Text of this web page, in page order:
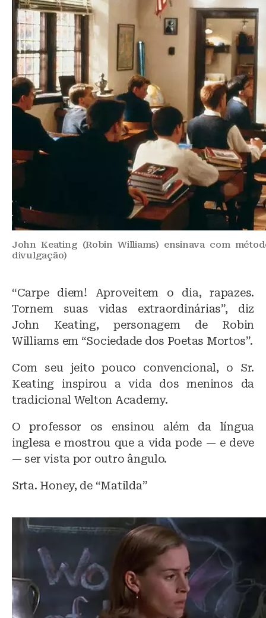
John Keating (Robin Williams) ensinava com
divulgação)
“Carpe diem! Aproveitem o dia, rapazes.
Tornem suas vidas extraordinárias”, diz
John Keating, personagem de Robin
Williams em “Sociedade dos Poetas Mortos”.
Com seu jeito pouco convencional, o Sr.
Keating inspirou a vida dos meninos da
tradicional Welton Academy.
O professor os ensinou além da língua
inglesa e mostrou que a vida pode — e deve
— ser vista por outro ângulo.
Srta. Honey, de “Matilda”